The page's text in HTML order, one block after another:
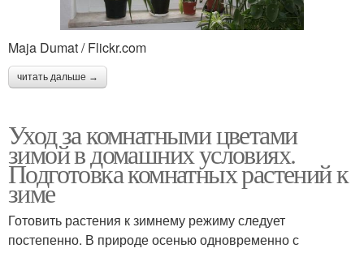
Maja Dumat / Flickr.com
читать дальше →
Уход за комнатными цветами
зимой в домашних условиях.
Подготовка комнатных растений к
зиме
Готовить растения к зимнему режиму следует
постепенно. В природе осенью одновременно с